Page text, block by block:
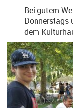
Bei gutem
Donnerstags
dem